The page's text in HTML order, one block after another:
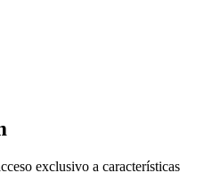
exclusivo a características